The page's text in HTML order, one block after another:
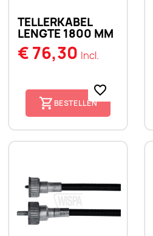
TELLERKABEL
LENGTE 1800 MM
€ 76,30 Incl.
BESTELLEN
favorite_border